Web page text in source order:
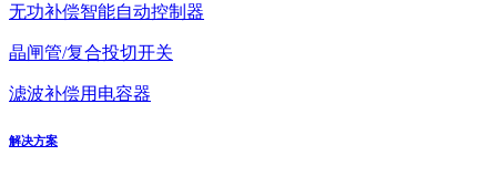
无功补偿智能自动控制器
晶闸管/复合投切开关
滤波补偿用电容器
解决方案